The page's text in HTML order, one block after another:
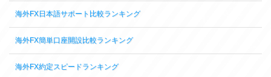
海外FX日本語サポート比較ランキング
海外FX簡単口座開設比較ランキング
海外FX約定スピードランキング